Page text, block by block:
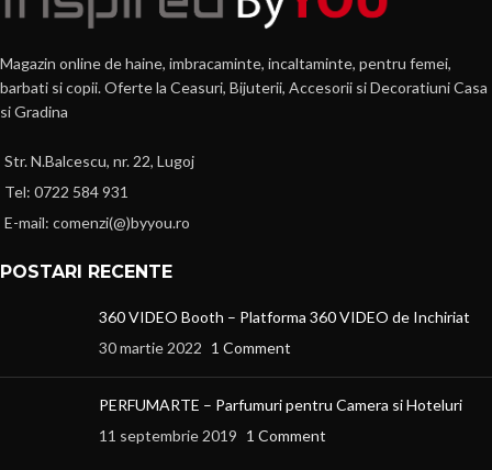
Magazin online de haine, imbracaminte, incaltaminte, pentru femei,
barbati si copii. Oferte la Ceasuri, Bijuterii, Accesorii si Decoratiuni Casa
si Gradina
Str. N.Balcescu, nr. 22, Lugoj
Tel: 0722 584 931
E-mail: comenzi(@)byyou.ro
POSTARI RECENTE
360 VIDEO Booth – Platforma 360 VIDEO de Inchiriat
30 martie 2022 1 Comment
PERFUMARTE – Parfumuri pentru Camera si Hoteluri
11 septembrie 2019 1 Comment